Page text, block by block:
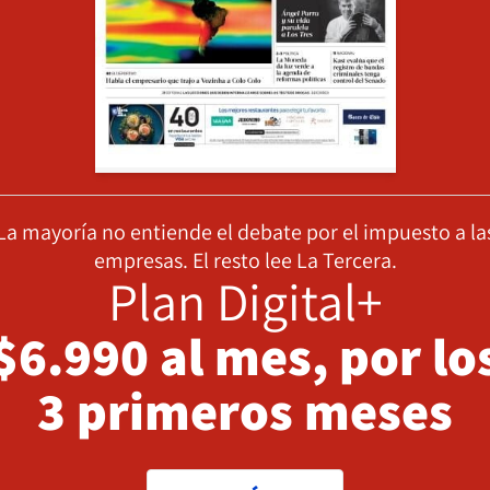
mayoría no entiende el debate por el impuesto a
empresas. El resto lee La Tercera.
Plan Digital+
al mes, por
3 primeros meses